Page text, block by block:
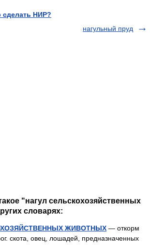
сделать НИР?
нагульный пруд
"нагул сельскохозяйственных
словарях:
ЖИВОТНЫХ — откорм
скота, овец, лошадей, предназначенных